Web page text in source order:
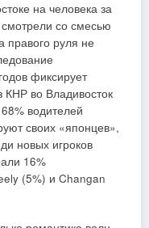
на человека за
со смесью
правого руля не
фиксирует
КНР во Владивосток
водителей
своих «японцев»,
новых игроков
16%
(5%) и Changan